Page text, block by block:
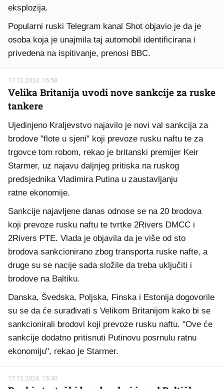
eksplozija.
Popularni ruski Telegram kanal Shot objavio je da je
osoba koja je unajmila taj automobil identificirana i
privedena na ispitivanje, prenosi BBC.
17.12.2024. 15:58
Velika Britanija uvodi nove sankcije za ruske
tankere
Ujedinjeno Kraljevstvo najavilo je novi val sankcija za
brodove "flote u sjeni" koji prevoze rusku naftu te za
trgovce tom robom, rekao je britanski premijer Keir
Starmer, uz najavu daljnjeg pritiska na ruskog
predsjednika Vladimira Putina u zaustavljanju
ratne ekonomije.
Sankcije najavljene danas odnose se na 20 brodova
koji prevoze rusku naftu te tvrtke 2Rivers DMCC i
2Rivers PTE. Vlada je objavila da je više od sto
brodova sankcionirano zbog transporta ruske nafte, a
druge su se nacije sada složile da treba uključiti i
brodove na Baltiku.
Danska, Švedska, Poljska, Finska i Estonija dogovorile
su se da će surađivati s Velikom Britanijom ​​kako bi se
sankcionirali brodovi koji prevoze rusku naftu. "Ove će
sankcije dodatno pritisnuti Putinovu posrnulu ratnu
ekonomiju", rekao je Starmer.
17.12.2024. 15:40